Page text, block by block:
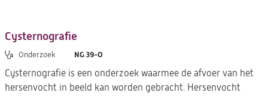
Cysternografie
Onderzoek NG 39-O
Cysternografie is een onderzoek waarmee de afvoer van het
hersenvocht in beeld kan worden gebracht. Hersenvocht